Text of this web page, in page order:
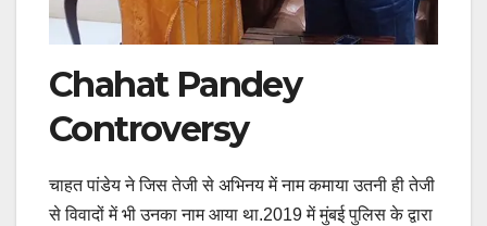
Chahat Pandey
Controversy
चाहत पांडेय ने जिस तेजी से अभिनय में नाम कमाया उतनी ही तेजी
से विवादों में भी उनका नाम आया था.2019 में मुंबई पुलिस के द्वारा